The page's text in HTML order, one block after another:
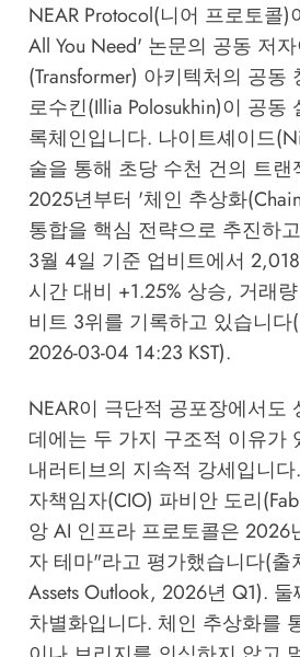
NEAR Protocol(니어 프로토콜)
All You Need' 논문의 공동 저
(Transformer) 아키텍처의 공동
로수킨(Illia Polosukhin)이 공동
록체인입니다. 나이트셰이드
술을 통해 초당 수천 건의 트
2025년부터 '체인 추상화
통합을 핵심 전략으로 추진하
3월 4일 기준 업비트에서
시간 대비 +1.25% 상승, 거래
비트 3위를 기록하고 있습니다
2026-03-04 14:23 KST).
NEAR이 극단적 공포장에서도
데에는 두 가지 구조적 이유가
내러티브의 지속적 강세입니
자책임자(CIO) 파비안 도리
앙 AI 인프라 프로토콜은 2026
자 테마"라고 평가했습니다(출
Assets Outlook, 2026년 Q1).
차별화입니다. 체인 추상화를